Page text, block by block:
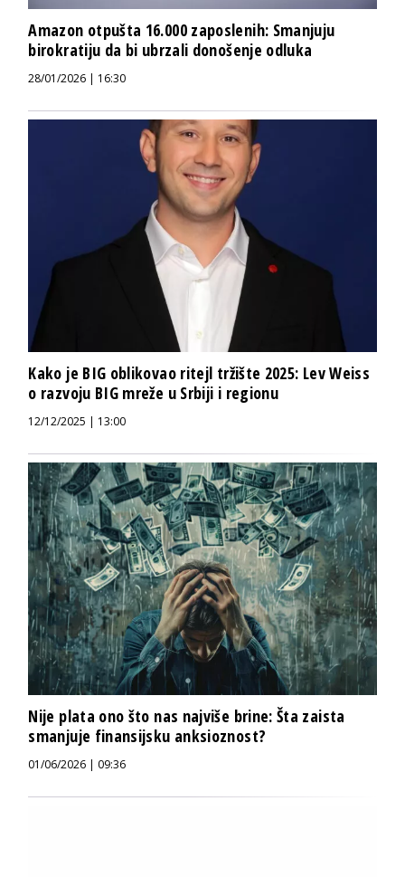
Amazon otpušta 16.000 zaposlenih: Smanjuju
birokratiju da bi ubrzali donošenje odluka
28/01/2026 | 16:30
Kako je BIG oblikovao ritejl tržište 2025: Lev Weiss
o razvoju BIG mreže u Srbiji i regionu
12/12/2025 | 13:00
Nije plata ono što nas najviše brine: Šta zaista
smanjuje finansijsku anksioznost?
01/06/2026 | 09:36